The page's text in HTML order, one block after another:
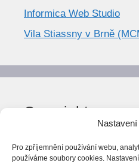
Pro zpříjemnění používání webu,
používáme soubory cookies.
Informica Web Studio
Vila Stiassny v Brně
Copyright
© World Trend 2014-2026
Všechna práva